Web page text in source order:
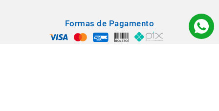
Formas de Pagamento